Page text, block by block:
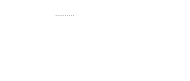
..........